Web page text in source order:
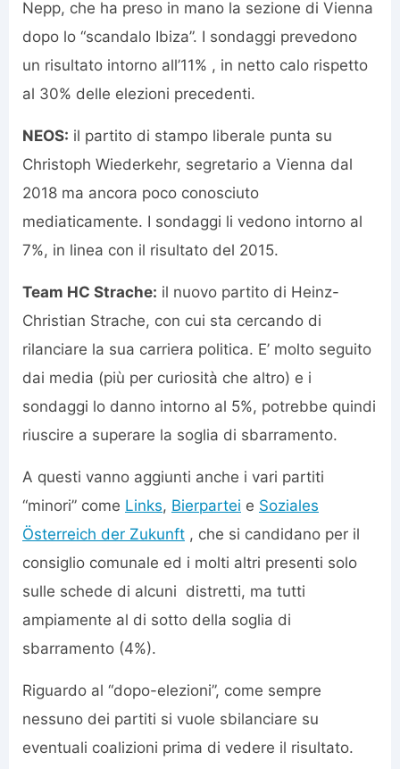
Nepp, che ha preso in mano la sezione di Vienna
dopo lo “scandalo Ibiza”. I sondaggi prevedono
un risultato intorno all’11% , in netto calo rispetto
al 30% delle elezioni precedenti.
NEOS: il partito di stampo liberale punta su
Christoph Wiederkehr, segretario a Vienna dal
2018 ma ancora poco conosciuto
mediaticamente. I sondaggi li vedono intorno al
7%, in linea con il risultato del 2015.
Team HC Strache: il nuovo partito di Heinz-
Christian Strache, con cui sta cercando di
rilanciare la sua carriera politica. Ε’ molto seguito
dai media (più per curiosità che altro) e i
sondaggi lo danno intorno al 5%, potrebbe quindi
riuscire a superare la soglia di sbarramento.
A questi vanno aggiunti anche i vari partiti
“minori” come Links, Bierpartei e Soziales
Österreich der Zukunft , che si candidano per il
consiglio comunale ed i molti altri presenti solo
sulle schede di alcuni distretti, ma tutti
ampiamente al di sotto della soglia di
sbarramento (4%).
Riguardo al “dopo-elezioni”, come sempre
nessuno dei partiti si vuole sbilanciare su
eventuali coalizioni prima di vedere il risultato.